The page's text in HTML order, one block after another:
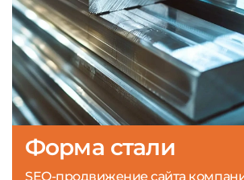
Форма стали
SEO-продвижение сайта